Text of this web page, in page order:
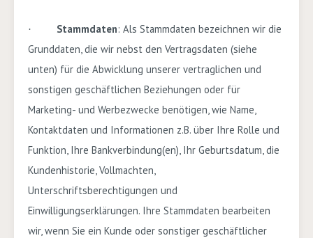
· Stammdaten: Als Stammdaten bezeichnen wir die
Grunddaten, die wir nebst den Vertragsdaten (siehe
unten) für die Abwicklung unserer vertraglichen und
sonstigen geschäftlichen Beziehungen oder für
Marketing- und Werbezwecke benötigen, wie Name,
Kontaktdaten und Informationen z.B. über Ihre Rolle und
Funktion, Ihre Bankverbindung(en), Ihr Geburtsdatum, die
Kundenhistorie, Vollmachten,
Unterschriftsberechtigungen und
Einwilligungserklärungen. Ihre Stammdaten bearbeiten
wir, wenn Sie ein Kunde oder sonstiger geschäftlicher